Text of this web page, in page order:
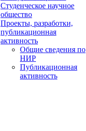
Студенческое научное
общество
Проекты, разработки,
публикационная
активность
Общие сведения по
НИР
Публикационная
активность